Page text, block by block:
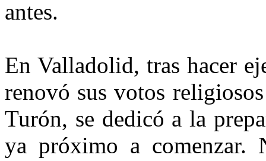
antes.
En Valladolid, tras hacer
renovó sus votos
Turón, se dedicó a la
ya próximo a comenzar.